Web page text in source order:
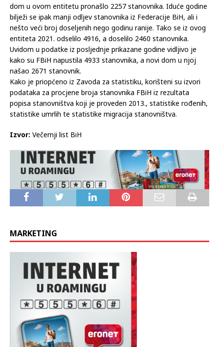
dom u ovom entitetu pronašlo 2257 stanovnika. Iduće godine
bilježi se ipak manji odljev stanovnika iz Federacije BiH, ali i
nešto veći broj doseljenih nego godinu ranije. Tako se iz ovog
entiteta 2021. odselilo 4916, a doselilo 2460 stanovnika.
Uvidom u podatke iz posljednje prikazane godine vidljivo je
kako su FBiH napustila 4933 stanovnika, a novi dom u njoj
našao 2671 stanovnik.
Kako je priopćeno iz Zavoda za statistiku, korišteni su izvori
podataka za procjene broja stanovnika FBiH iz rezultata
popisa stanovništva koji je proveden 2013., statistike rođenih,
statistike umrlih te statistike migracija stanovništva.
Izvor: Večernji list BiH
MARKETING